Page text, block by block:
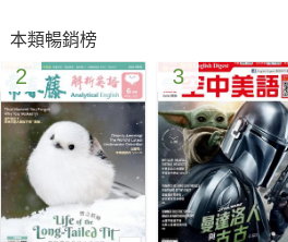
本類暢銷榜
2 3